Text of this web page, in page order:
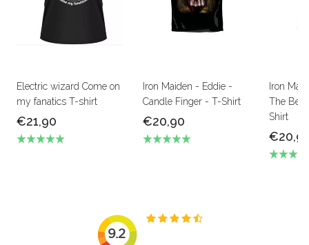
Electric wizard Come on
my fanatics T-shirt
€21,90
Iron Maiden - Eddie -
Candle Finger - T-Shirt
€20,90
Iron
The
Shirt